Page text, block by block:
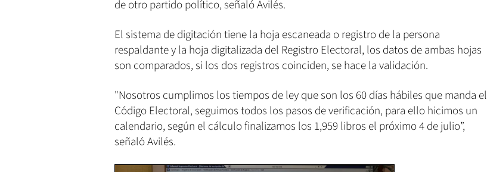
de otro partido político, señaló Avilés.
El sistema de digitación tiene la hoja escaneada o registro de la persona
respaldante y la hoja digitalizada del Registro Electoral, los datos de ambas hojas
son comparados, si los dos registros coinciden, se hace la validación.
"Nosotros cumplimos los tiempos de ley que son los 60 días hábiles que manda el
Código Electoral, seguimos todos los pasos de verificación, para ello hicimos un
calendario, según el cálculo finalizamos los 1,959 libros el próximo 4 de julio”,
señaló Avilés.